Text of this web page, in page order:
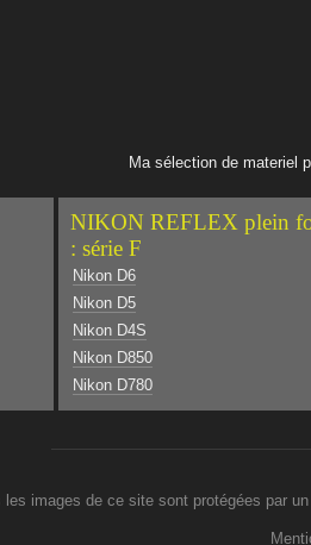
Ma sélection de materiel
NIKON REFLEX plein
: série F
Nikon D6
Nikon D5
Nikon D4S
Nikon D850
Nikon D780
images de ce site sont protégées par